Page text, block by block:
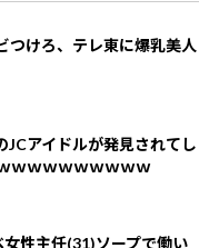
つけろ、テレ東に爆乳美人
JCアイドルが発見されてし
ｗｗｗｗｗｗｗｗｗ
性主任(31)ソープで働い